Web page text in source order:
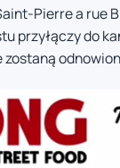
Pierre a rue
przyłączy do